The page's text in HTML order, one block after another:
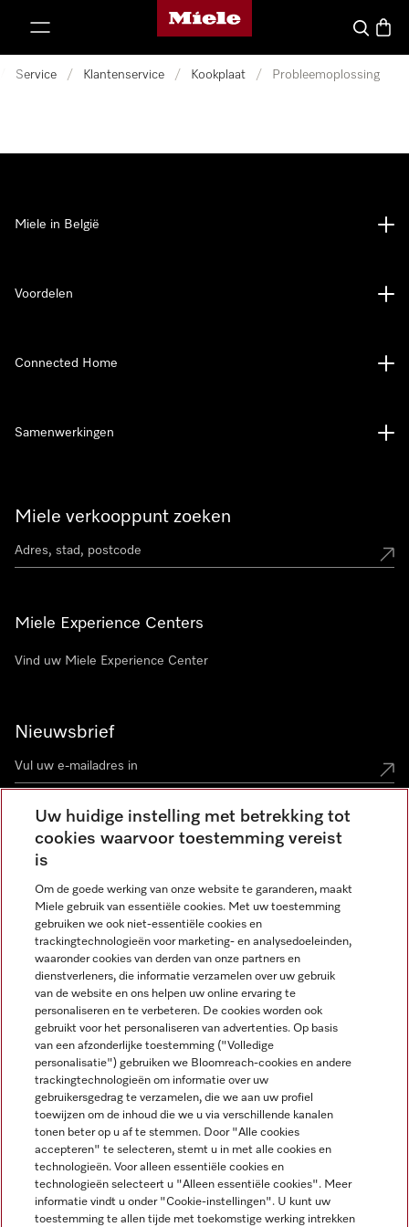
Miele homepage
Wat zoek
Service / Klantenservice / Kookplaat / Probleemoplossing
Miele verkooppunt zoeken
Miele Experience Centers
Vind uw Miele Experience Center
Nieuwsbrief
Contact contact@miele-support.be
Taal
NEDERLANDS
Miele in België
Voordelen
Connected Home
Samenwerkingen
Wettelijke Informatie
Algemene voorwaarden
Privacybeleid
Miele op Facebook
Miele op Youtube
Miele op Instagram
Miele op Pinterest
Uw huidige instelling met betrekking tot
cookies waarvoor toestemming vereist
is
Om de goede werking van onze website te garanderen, maakt
Miele gebruik van essentiële cookies. Met uw toestemming
gebruiken we ook niet-essentiële cookies en
trackingtechnologieën voor marketing- en analysedoeleinden,
waaronder cookies van derden van onze partners en
dienstverleners, die informatie verzamelen over uw gebruik
van de website en ons helpen uw online ervaring te
personaliseren en te verbeteren. De cookies worden ook
gebruikt voor het personaliseren van advertenties. Op basis
van een afzonderlijke toestemming ("Volledige
personalisatie") gebruiken we Bloomreach-cookies en andere
trackingtechnologieën om informatie over uw
gebruikersgedrag te verzamelen, die we aan uw profiel
toewijzen om de inhoud die we u via verschillende kanalen
tonen beter op u af te stemmen. Door "Alle cookies
accepteren" te selecteren, stemt u in met alle cookies en
technologieën. Voor alleen essentiële cookies en
technologieën selecteert u "Alleen essentiële cookies". Meer
informatie vindt u onder "Cookie-instellingen". U kunt uw
toestemming te allen tijde met toekomstige werking intrekken